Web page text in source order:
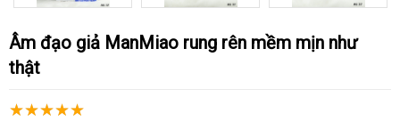
Âm đạo giả ManMiao rung rên mềm mịn như
thật